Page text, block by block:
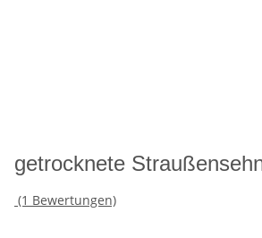
getrocknete
(1 Bewertungen)